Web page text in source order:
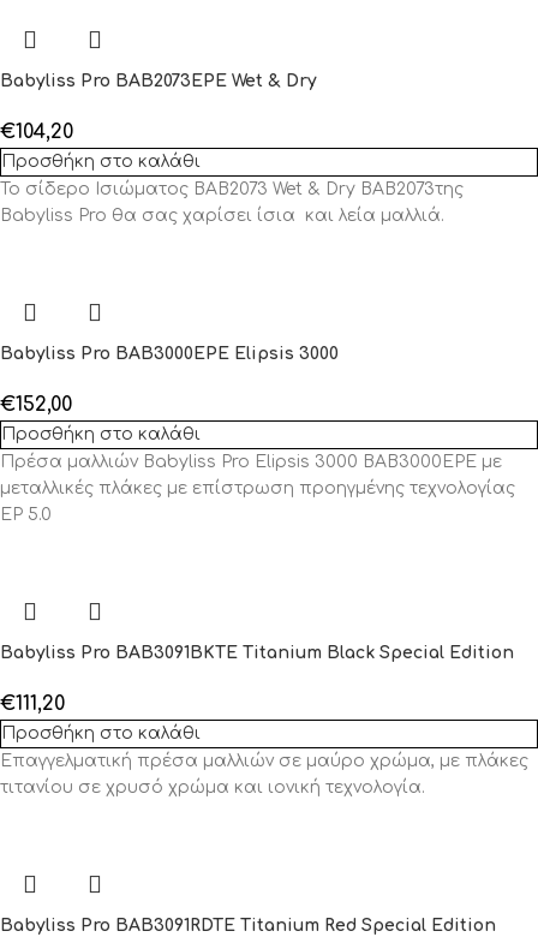
Babyliss Pro BAB2073EPE Wet & Dry
€104,20
Προσθήκη στο καλάθι
Το σίδερο Ισιώματος BAB2073 Wet & Dry BAB2073της
Babyliss Pro θα σας χαρίσει ίσια και λεία μαλλιά.
Babyliss Pro BAB3000EPE Elipsis 3000
€152,00
Προσθήκη στο καλάθι
Πρέσα μαλλιών Babyliss Pro Elipsis 3000 BAB3000EPE με
μεταλλικές πλάκες με επίστρωση προηγμένης τεχνολογίας
EP 5.0
Babyliss Pro BAB3091BKTE Titanium Black Special Edition
€111,20
Προσθήκη στο καλάθι
Επαγγελματική πρέσα μαλλιών σε μαύρο χρώμα, με πλάκες
τιτανίου σε χρυσό χρώμα και ιονική τεχνολογία.
Babyliss Pro BAB3091RDTE Titanium Red Special Edition